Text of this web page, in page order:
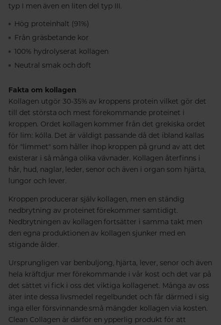
typ I men även en liten del typ III.
Hög proteinhalt (91%)
Från gräsbetande kor
100% hydrolyserat kollagen
Neutral smak och doft
Fakta om kollagen
Kollagen utgör 30-35% av kroppens protein vilket gör det
till det största och mest förekommande proteinet i
kroppen. Ordet kollagen kommer från det grekiska ordet
för lim: kólla. Det är väldigt passande då det ibland kallas
för "limmet" som håller ihop kroppen på grund av att det
existerar i så många olika vävnader. Kollagen återfinns i
hår, hud, naglar, leder, senor och även i organ som hjärta,
lungor och lever.
Kroppen producerar själv kollagen, men en ständig
nedbrytning av proteinet förekommer samtidigt.
Nedbrytningen av kollagen fortsätter i samma takt men
den egna produktionen av kollagen sjunker med en
stigande ålder.
Ursprungligen var benbuljong, hjärta, lever, senor och även
hela kräftdjur mer förekommande i vår kost och det var på
det sättet vi fick i oss det viktiga kollagenet. Många av oss
äter inte dessa livsmedel regelbundet och får därmed i sig
inga eller försvinnande små mängder kollagen via kosten.
Clean Collagen är därför en ypperlig produkt för att